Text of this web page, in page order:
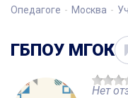
Опедагоге Москва
ГБПОУ МГОК
Нет